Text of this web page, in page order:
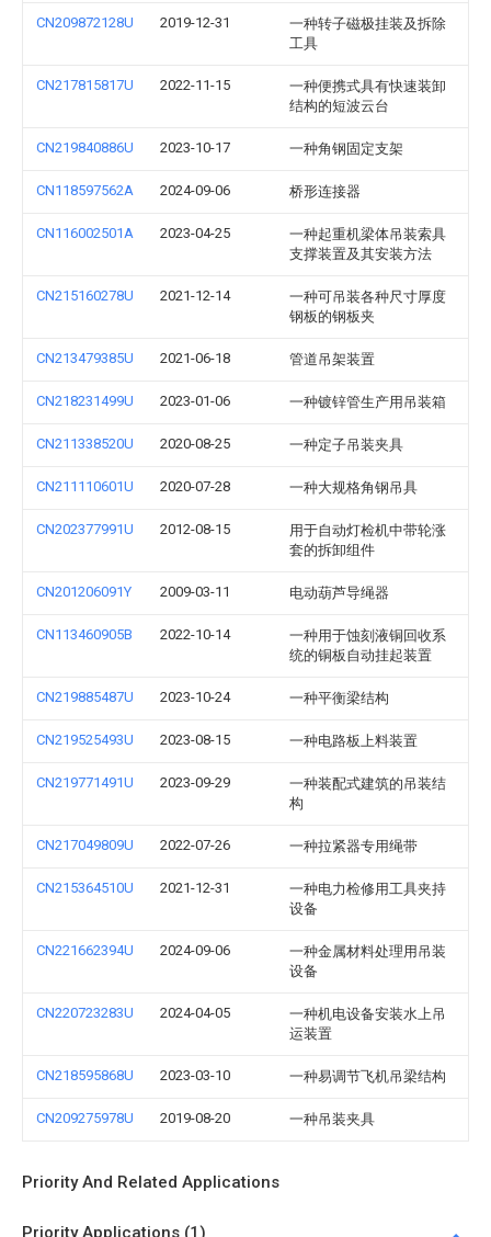
CN209872128U 2019-12-31
一种转子磁极挂装及拆除
工具
CN217815817U 2022-11-15
一种便携式具有快速装卸
结构的短波云台
CN219840886U 2023-10-17 一种角钢固定支架
CN118597562A 2024-09-06 桥形连接器
CN116002501A 2023-04-25
一种起重机梁体吊装索具
支撑装置及其安装方法
CN215160278U 2021-12-14
一种可吊装各种尺寸厚度
钢板的钢板夹
CN213479385U 2021-06-18 管道吊架装置
CN218231499U 2023-01-06 一种镀锌管生产用吊装箱
CN211338520U 2020-08-25 一种定子吊装夹具
CN211110601U 2020-07-28 一种大规格角钢吊具
CN202377991U 2012-08-15
用于自动灯检机中带轮涨
套的拆卸组件
CN201206091Y 2009-03-11 电动葫芦导绳器
CN113460905B 2022-10-14
一种用于蚀刻液铜回收系
统的铜板自动挂起装置
CN219885487U 2023-10-24 一种平衡梁结构
CN219525493U 2023-08-15 一种电路板上料装置
CN219771491U 2023-09-29
一种装配式建筑的吊装结
构
CN217049809U 2022-07-26 一种拉紧器专用绳带
CN215364510U 2021-12-31
一种电力检修用工具夹持
设备
CN221662394U 2024-09-06
一种金属材料处理用吊装
设备
CN220723283U 2024-04-05
一种机电设备安装水上吊
运装置
CN218595868U 2023-03-10 一种易调节飞机吊梁结构
CN209275978U 2019-08-20 一种吊装夹具
Priority And Related Applications
Priority Applications (1)